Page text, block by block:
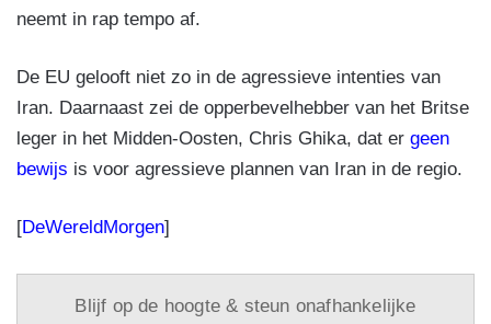
neemt in rap tempo af.
De EU gelooft niet zo in de agressieve intenties van
Iran. Daarnaast zei de opperbevelhebber van het Britse
leger in het Midden-Oosten, Chris Ghika, dat er geen
bewijs is voor agressieve plannen van Iran in de regio.
[DeWereldMorgen]
Blijf op de hoogte & steun onafhankelijke